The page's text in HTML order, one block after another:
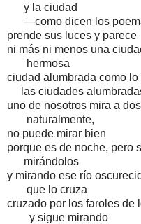
y la ciudad
—como dicen los
prende sus luces y parece
ni más ni menos una
hermosa
ciudad alumbrada como
las ciudades
uno de nosotros mira a
naturalmente,
no puede mirar bien
porque es de noche, pero
mirándolos
y mirando ese río
que lo cruza
cruzado por los faroles de
y sigue mirando